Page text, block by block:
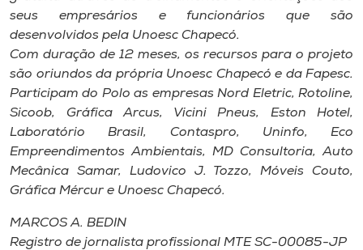
seus empresários e funcionários que são
desenvolvidos pela Unoesc Chapecó.
Com duração de 12 meses, os recursos para o projeto
são oriundos da própria Unoesc Chapecó e da Fapesc.
Participam do Polo as empresas Nord Eletric, Rotoline,
Sicoob, Gráfica Arcus, Vicini Pneus, Eston Hotel,
Laboratório Brasil, Contaspro, Uninfo, Eco
Empreendimentos Ambientais, MD Consultoria, Auto
Mecânica Samar, Ludovico J. Tozzo, Móveis Couto,
Gráfica Mércur e Unoesc Chapecó.
MARCOS A. BEDIN
Registro de jornalista profissional MTE SC-00085-JP